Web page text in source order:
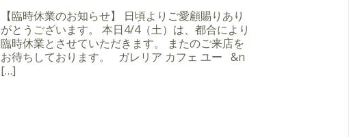
【臨時休業のお知らせ】 日頃よりご愛顧賜りあり
がとうございます。 本日4/4（土）は、都合により
臨時休業とさせていただきます。 またのご来店を
お待ちしております。 ガレリア カフェ ユー &n
[…]